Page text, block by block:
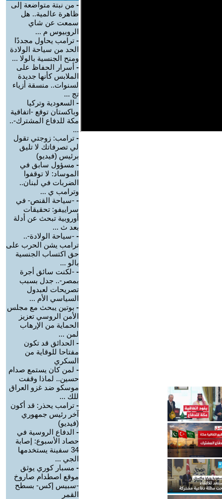
- من نبتة متواضعة إلى
ظاهرة عالمية.. هل
سمعت عن شاي
الروبيوس م ...
- ترامب يحاول مجددًا
الحد من سياحة الولادة
ومنح الجنسية بالولا ...
- أسرار الحفاظ على
الملابس كأنها جديدة
لسنوات.. منسقة أزياء
تج ...
- السعودية وتركيا
وباكستان توقع -اتفاقية
مكة للدفاع المشترك-..
...
- ترامب: زوجتي تقول
لي تصرفاتك لا تليق
برئيس (فيديو)
- مسؤول سابق في
الموساد: لا توقفوا
الضربات في لبنان..
وترامب ي ...
- -سياحة القنص- في
سراييفو: تحقيقات
أوروبية تبحث عن أدلة
بعد ث ...
- -سياحة الولادة-..
ترامب يشن الحرب على
حق اكتساب الجنسية
بالو ...
- -لكنت سائق أجرة
بمصر-.. جدل بسبب
تصريحات لعبدول
السياسي الأم ...
- بوتين يبحث مع مجلس
الأمن الروسي تعزيز
الحماية من الإرهاب
لمن ...
- الحدائق قد تكون
مفتاحا للوقاية من
السكري
- لمن كان يستمع صدام
حسين.. لماذا وقفت
موسكو ضد غزو العراق
للك ...
- ترامب يحذر: قد أكون
آخر رئيس جمهوري
(فيديو)
- الدفاع الروسية في
حصاد الأسبوع: إصابة
34 سفينة يستخدمها
الجي ...
- مسبار كوري يوثق
موقع اصطدام صاروخ
-سبيس إكس- بسطح
القمر